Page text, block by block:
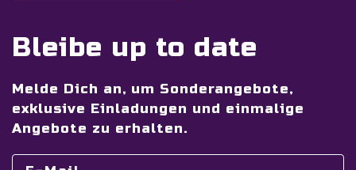
Bleibe up to date
Melde Dich an, um Sonderangebote,
exklusive Einladungen und einmalige
Angebote zu erhalten.